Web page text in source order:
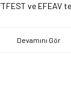
ve
yol